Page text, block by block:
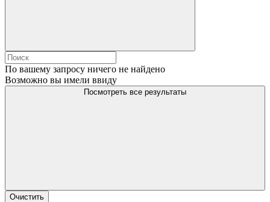
По вашему запросу ничего не найдено
Возможно вы имели ввиду
Посмотреть все результаты
Очистить